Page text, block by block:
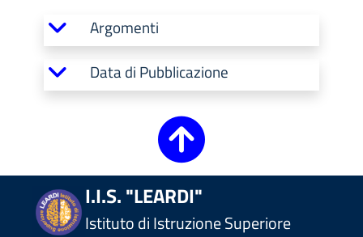
Argomenti
Data di Pubblicazione
I.I.S. "LEARDI"
Istituto di Istruzione Superiore